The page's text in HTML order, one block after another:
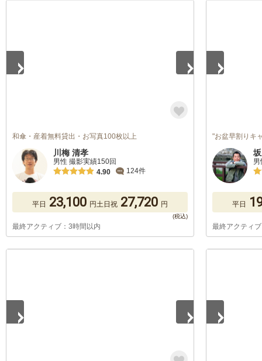
和傘・産着無料貸出・お写真100枚以上
川梅 清孝
男性 撮影実績150回
4.90
124件
平日 23,100 円土日祝 27,720 円
最終アクティブ：3時間以内
"お盆早割りキ
平日
最終アクティ